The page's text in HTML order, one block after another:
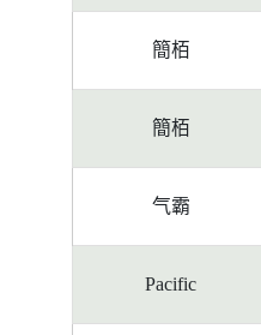
簡栢
簡栢
气霸
Pacific